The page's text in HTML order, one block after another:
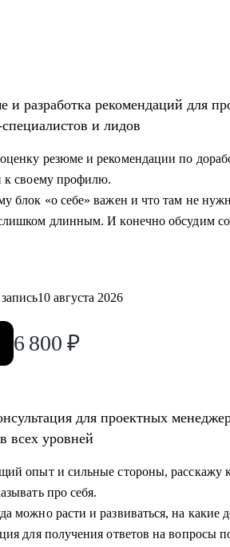
МИТУ
резюме
к собеседованию в компанию
карьерную цель и определить
продуктовый, управленческий или
по управлению командой и её
опытным управленцам
разработчикам,
направление развития своей
и разработка рекомендаций для
и лидов
резюме и рекомендации по
к своему профилю.
блок «о себе» важен и что там не
длинным. И конечно обсудим
10 августа 2026
6 800 ₽
для проектных
всех уровней
опыт и сильные стороны, расскажу
про себя.
можно расти и развиваться, на какие
для получения ответов на вопросы